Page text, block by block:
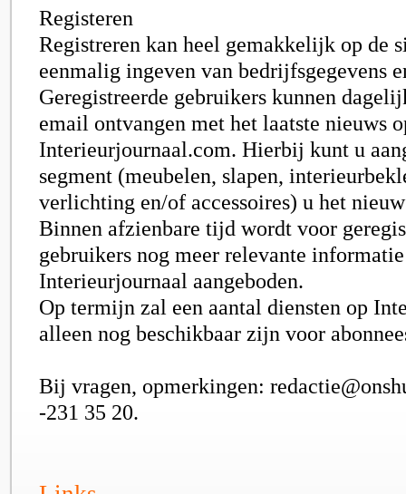
Registeren
Registreren kan heel gemakkelijk op de
eenmalig ingeven van bedrijfsgegevens
Geregistreerde gebruikers kunnen
email ontvangen met het laatste nieuws
Interieurjournaal.com. Hierbij kunt u
segment (meubelen, slapen,
verlichting en/of accessoires) u het
Binnen afzienbare tijd wordt voor
gebruikers nog meer relevante
Interieurjournaal aangeboden.
Op termijn zal een aantal diensten op
alleen nog beschikbaar zijn voor
Bij vragen, opmerkingen:
-231 35 20.